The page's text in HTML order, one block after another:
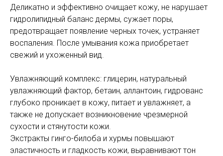
Деликатно и эффективно очищает кожу, не нарушает
гидролипидный баланс дермы, сужает поры,
предотвращает появление черных точек, устраняет
воспаления. После умывания кожа приобретает
свежий и ухоженный вид.
Увлажняющий комплекс: глицерин, натуральный
увлажняющий фактор, бетаин, аллантоин, гидрованс
глубоко проникает в кожу, питает и увлажняет, а
также не допускает возникновение чрезмерной
сухости и стянутости кожи.
Экстракты гинго-билоба и хурмы повышают
эластичность и гладкость кожи, выравнивают тон